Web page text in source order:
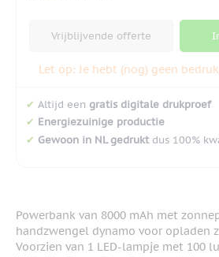
Vrijblijvende offerte
Let op: Je hebt (nog) geen
✔ Altijd een gratis digitale drukproef
✔ Energiezuinige productie
✔ Gewoon in NL gedruktdus 100%
Powerbank van 8000 mAh met
handzwengel dynamo voor opladen
Voorzien van 1 LED-lampje met 100